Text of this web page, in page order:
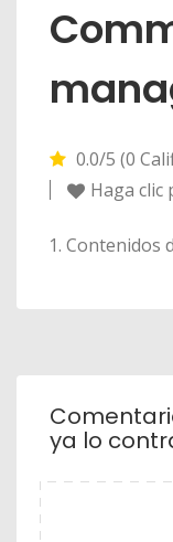
0.0/5 (0
Haga clic
Contenidos
ya lo